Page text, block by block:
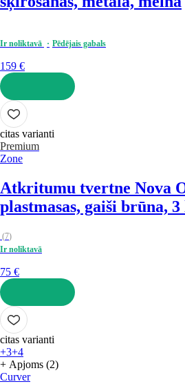
Ir noliktavā Pēdējais gabals
159 €
LIKT GROZĀ
citas varianti
Premium
Zone
Atkritumu tvertne Nova
plastmasas, gaiši brūna, 3
(7)
Ir noliktavā
75 €
LIKT GROZĀ
citas varianti
+3+4
+ Apjoms (2)
Curver